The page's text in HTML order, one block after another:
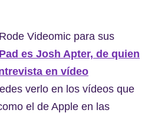
Videomic para sus
es Josh Apter, de quien
en vídeo
verlo en los vídeos que
el de Apple en las